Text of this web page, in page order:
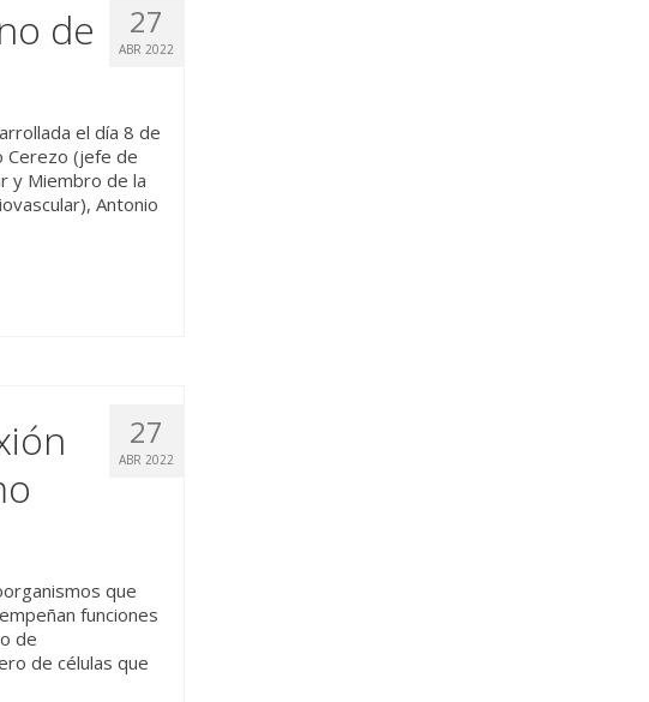
27
ABR 2022
de
el día 8 de
Cerezo (jefe de
y Miembro de la
Antonio
27
ABR 2022
que
funciones
de
de células que